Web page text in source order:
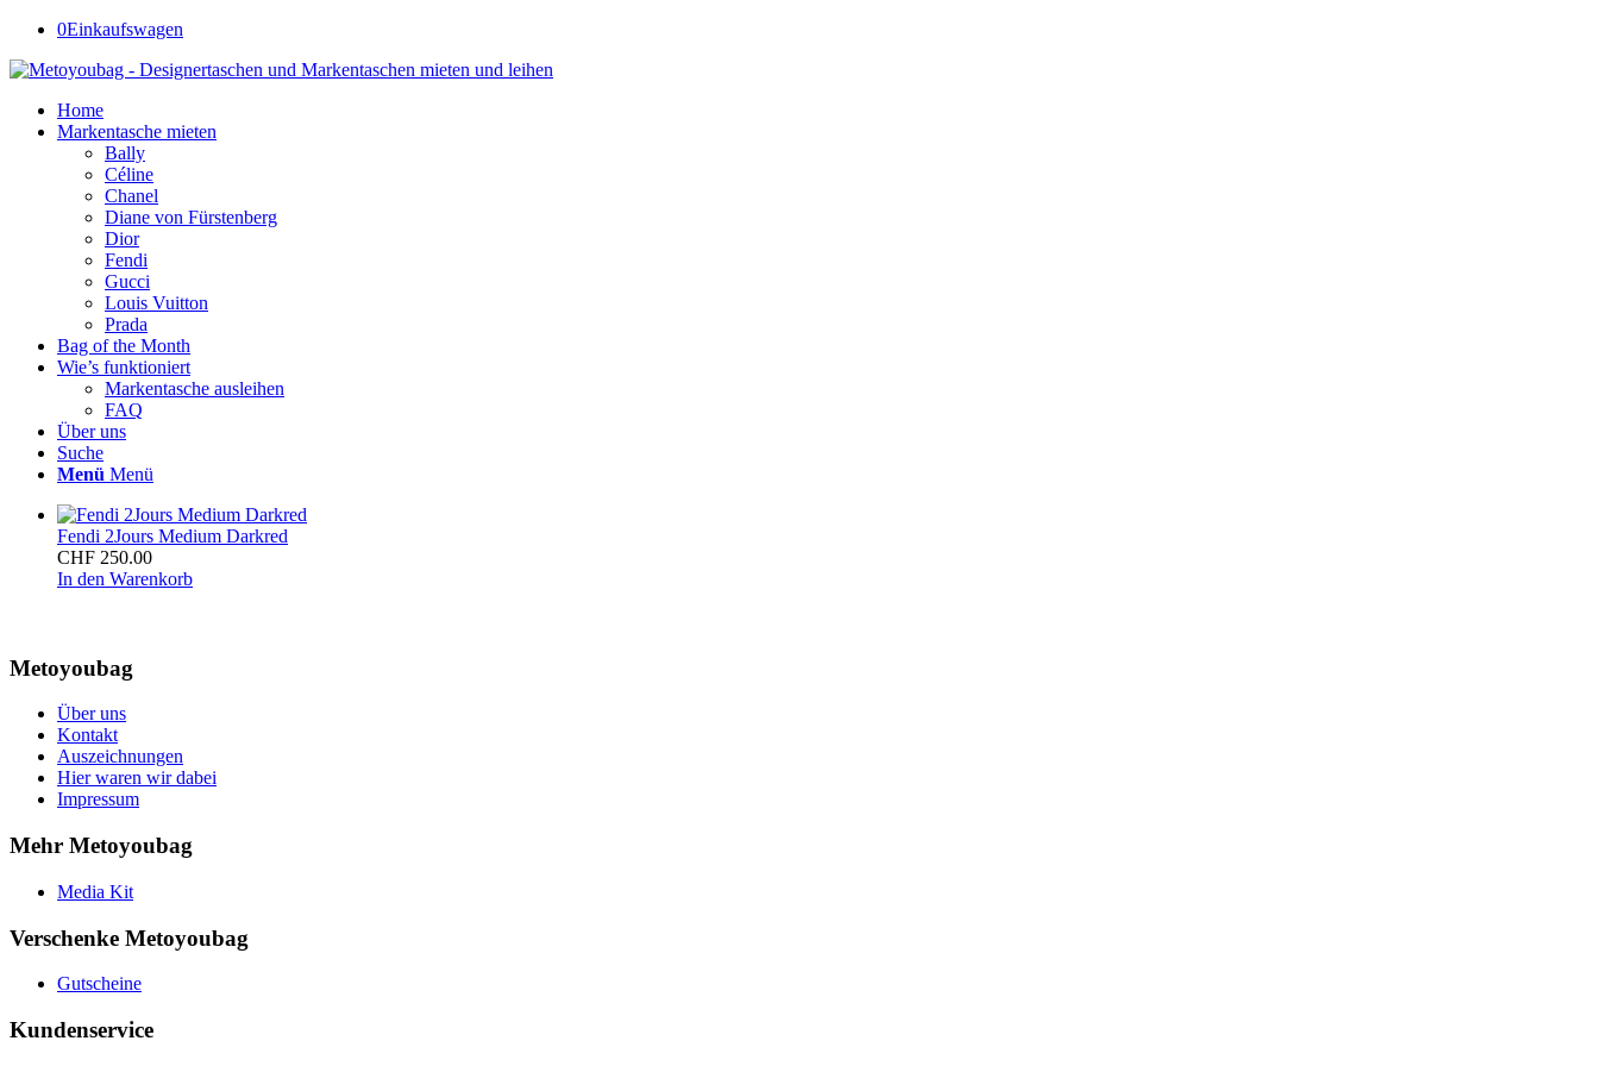
0Einkaufswagen
Home
Markentasche mieten
Bally
Céline
Chanel
Diane von Fürstenberg
Dior
Fendi
Gucci
Louis Vuitton
Prada
Bag of the Month
Wie’s funktioniert
Markentasche ausleihen
FAQ
Über uns
Suche
Menü Menü
Fendi 2Jours Medium Darkred
CHF 250.00
In den Warenkorb
Metoyoubag
Über uns
Kontakt
Auszeichnungen
Hier waren wir dabei
Impressum
Mehr Metoyoubag
Media Kit
Verschenke Metoyoubag
Gutscheine
Kundenservice